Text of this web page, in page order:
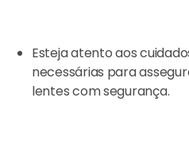
Esteja atento aos
necessárias para
lentes com segurança.